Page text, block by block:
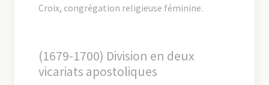
Croix, congrégation religieuse féminine.
(1679-1700) Division en deux
vicariats apostoliques